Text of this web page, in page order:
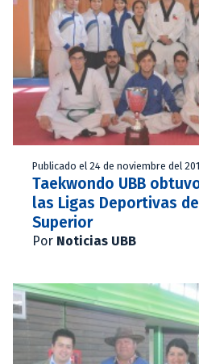
Publicado el 24 de noviembre del
Taekwondo UBB
las Ligas Deportivas
Superior
Por Noticias UBB